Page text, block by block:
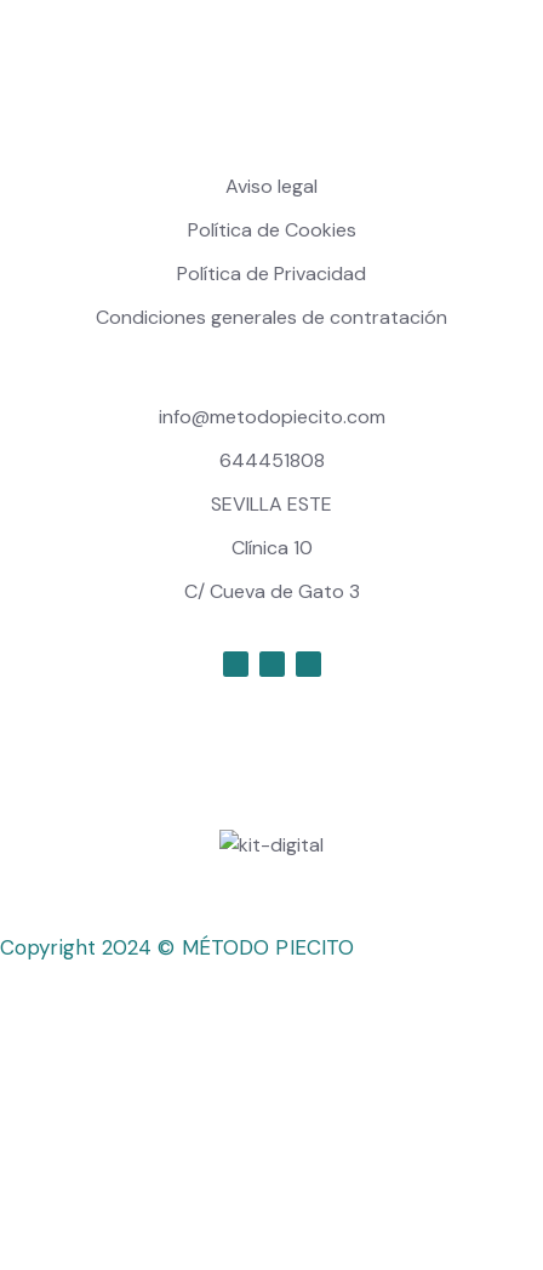
Aviso legal
Política de Cookies
Política de Privacidad
Condiciones generales de contratación
info@metodopiecito.com
644451808
SEVILLA ESTE
Clínica 10
C/ Cueva de Gato 3
Copyright 2024 © MÉTODO PIECITO